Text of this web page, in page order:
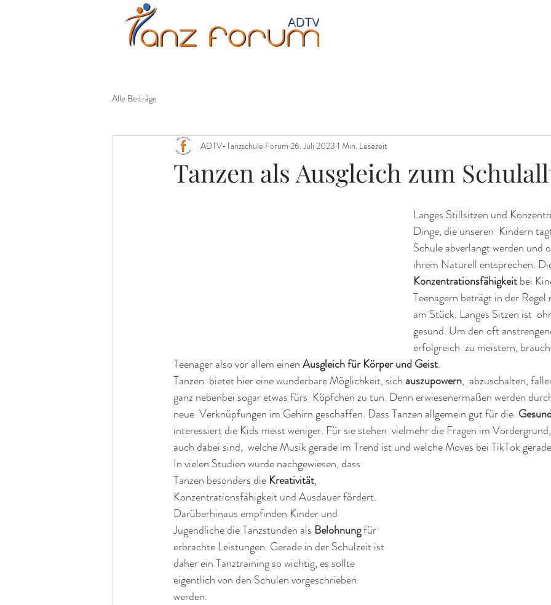
Alle Beiträge
Tanzen als Ausgleich zum
ADTV-Tanzschule Forum 26. Juli 2023 1 Min. Lesezeit
Langes Stillsitzen und
Dinge, die unseren  Kindern
Schule abverlangt werden und
ihrem Naturell entsprechen.
Konzentrationsfähigkeit bei
Teenagern beträgt in der Regel
am Stück. Langes Sitzen ist
gesund. Um den oft
erfolgreich  zu meistern,
Teenager also vor allem einen Ausgleich für Körper und Geist.
Tanzen  bietet hier eine wunderbare Möglichkeit, sich auszupowern,  abzuschalten,
ganz nebenbei sogar etwas fürs  Köpfchen zu tun. Denn erwiesenermaßen werden
neue  Verknüpfungen im Gehirn geschaffen. Dass Tanzen allgemein gut für die
interessiert die Kids meist weniger. Für sie stehen  vielmehr die Fragen im
auch dabei sind,  welche Musik gerade im Trend ist und welche Moves bei TikTok
In vielen Studien wurde nachgewiesen, dass
Tanzen besonders die Kreativität,
Konzentrationsfähigkeit und Ausdauer fördert.
Darüberhinaus empfinden Kinder und
Jugendliche die Tanzstunden als Belohnung für
erbrachte Leistungen. Gerade in der Schulzeit ist
daher ein Tanztraining so wichtig, es sollte
eigentlich von den Schulen vorgeschrieben
werden.